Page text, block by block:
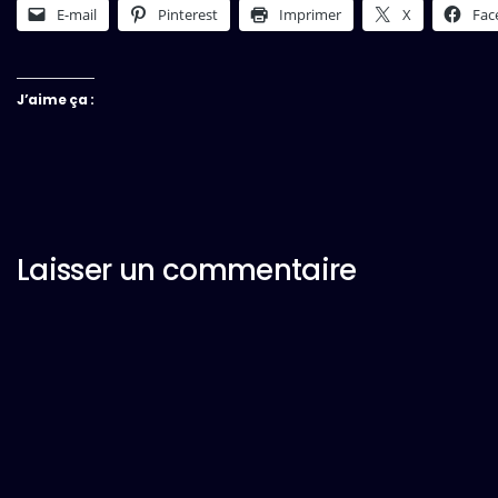
E-mail Pinterest Imprimer X
J’aime ça :
Laisser un commentaire